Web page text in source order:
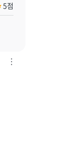
기
/
기
열
5점
차